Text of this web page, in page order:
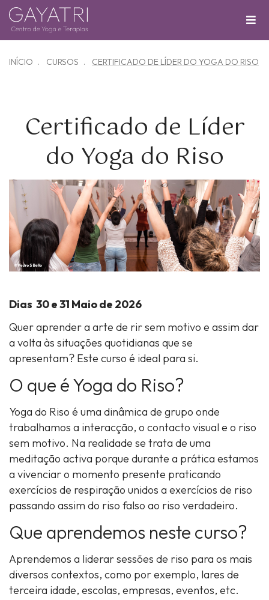
INÍCIO CURSOS CERTIFICADO DE LÍDER DO YOGA DO RISO
Certificado de Líder
do Yoga do Riso
Dias 30 e 31 Maio de 2026
Quer aprender a arte de rir sem motivo e assim dar
a volta às situações quotidianas que se
apresentam? Este curso é ideal para si.
O que é Yoga do Riso?
Yoga do Riso é uma dinâmica de grupo onde
trabalhamos a interacção, o contacto visual e o riso
sem motivo. Na realidade se trata de uma
meditação activa porque durante a prática estamos
a vivenciar o momento presente praticando
exercícios de respiração unidos a exercícios de riso
passando assim do riso falso ao riso verdadeiro.
Que aprendemos neste curso?
Aprendemos a liderar sessões de riso para os mais
diversos contextos, como por exemplo, lares de
terceira idade, escolas, empresas, eventos, etc.